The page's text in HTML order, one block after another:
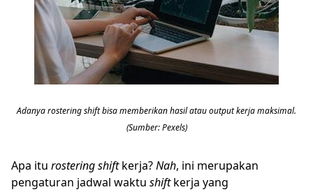
Adanya rostering shift bisa memberikan hasil atau output kerja maksimal.
(Sumber: Pexels)
Apa itu rostering shiftkerja?Nah, ini merupakan
pengaturan jadwal waktu shiftkerja yang